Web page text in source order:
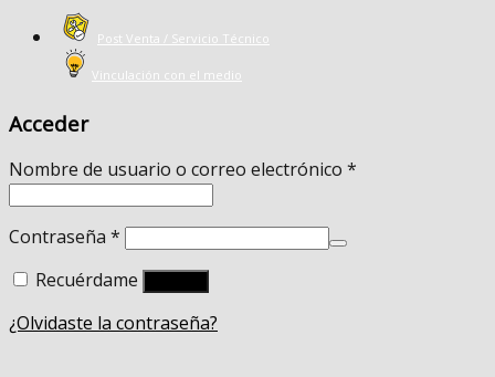
Post Venta / Servicio Técnico
Vinculación con el medio
Acceder
Nombre de usuario o correo electrónico *
Contraseña *
Recuérdame
¿Olvidaste la contraseña?